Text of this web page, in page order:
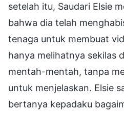
setelah itu, Saudari Elsie
bahwa dia telah
tenaga untuk membuat
hanya melihatnya sekilas
mentah-mentah, tanpa
untuk menjelaskan. Elsie
bertanya kepadaku